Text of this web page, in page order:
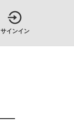
サインイン